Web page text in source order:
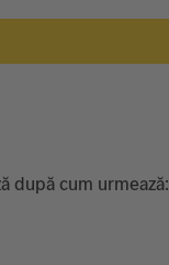
după cum urmează: